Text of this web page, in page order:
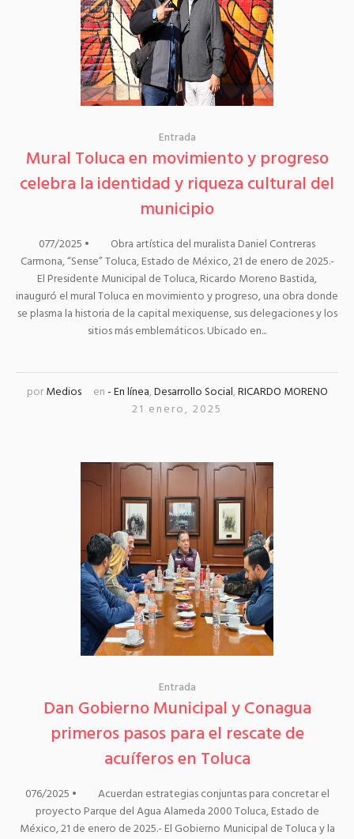
Entrada
Mural Toluca en movimiento y progreso
celebra la identidad y riqueza cultural del
municipio
077/2025 • Obra artística del muralista Daniel Contreras
Carmona, “Sense” Toluca, Estado de México, 21 de enero de 2025.-
El Presidente Municipal de Toluca, Ricardo Moreno Bastida,
inauguró el mural Toluca en movimiento y progreso, una obra donde
se plasma la historia de la capital mexiquense, sus delegaciones y los
sitios más emblemáticos. Ubicado en...
porMedios en- En línea,Desarrollo Social,RICARDO MORENO
21 enero, 2025
Entrada
Dan Gobierno Municipal y Conagua
primeros pasos para el rescate de
acuíferos en Toluca
076/2025 • Acuerdan estrategias conjuntas para concretar el
proyecto Parque del Agua Alameda 2000 Toluca, Estado de
México, 21 de enero de 2025.- El Gobierno Municipal de Toluca y la